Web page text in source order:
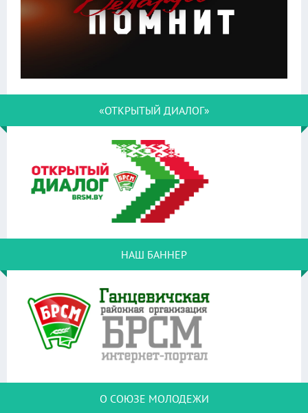
«ОТКРЫТЫЙ ДИАЛОГ»
НАШ БАННЕР
О СОЮЗЕ МОЛОДЕЖИ